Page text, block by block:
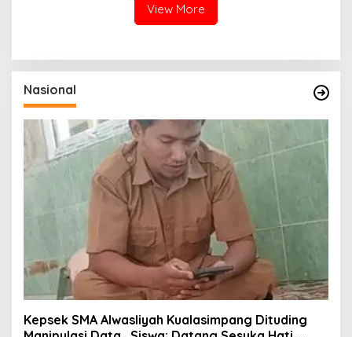
View More
Nasional
Kepsek SMA Alwasliyah Kualasimpang Dituding